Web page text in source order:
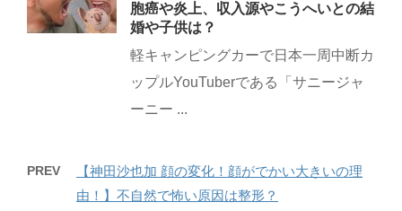
胞癌や炎上、収入源やこうへいとの結
婚や子供は？
軽キャンピングカーで日本一周中断カ
ップルYouTuberである「サニージャ
ーニー ...
PREV
【神田沙也加 顔の変化！顔がでかい大きいの理
由！】不自然で怖い原因は整形？